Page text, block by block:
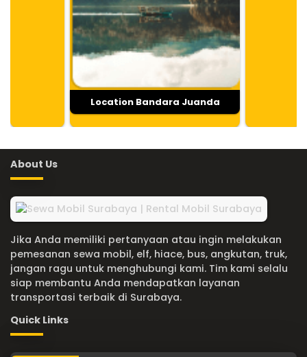
Location Bandara Juanda
About Us
Jika Anda memiliki pertanyaan atau ingin melakukan
pemesanan sewa mobil, elf, hiace, bus, angkutan, truk,
jangan ragu untuk menghubungi kami. Tim kami selalu
siap membantu Anda mendapatkan layanan
transportasi terbaik di Surabaya.
Quick Links